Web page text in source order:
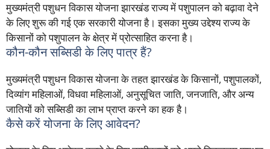
मुख्यमंत्री पशुधन विकास योजना झारखंड राज्य में पशुपालन को बढ़ावा देने
के लिए शुरू की गई एक सरकारी योजना है। इसका मुख्य उद्देश्य राज्य के
किसानों को पशुपालन के क्षेत्र में प्रोत्साहित करना है।
कौन-कौन सब्सिडी के लिए पात्र हैं?
मुख्यमंत्री पशुधन विकास योजना के तहत झारखंड के किसानों, पशुपालकों,
दिव्यांग महिलाओं, विधवा महिलाओं, अनुसूचित जाति, जनजाति, और अन्य
जातियों को सब्सिडी का लाभ प्राप्त करने का हक है।
कैसे करें योजना के लिए आवेदन?